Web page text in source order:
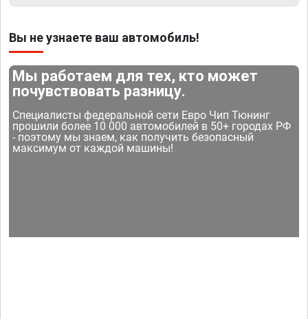
Вы не узнаете ваш автомобиль!
Мы работаем для тех, кто может
почувствовать разницу.
Специалисты федеральной сети Евро Чип Тюнинг
прошили более 10 000 автомобилей в 50+ городах РФ
- поэтому мы знаем, как получить безопасный
максимум от каждой машины!